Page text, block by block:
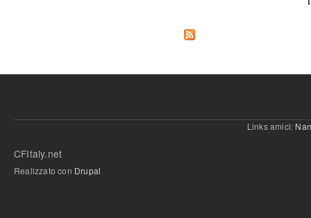
Links amici:
CFItaly.net
Realizzato con Drupal